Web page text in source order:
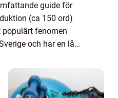
guide för
(ca 150 ord)
populärt fenomen
och har en lång
översik...